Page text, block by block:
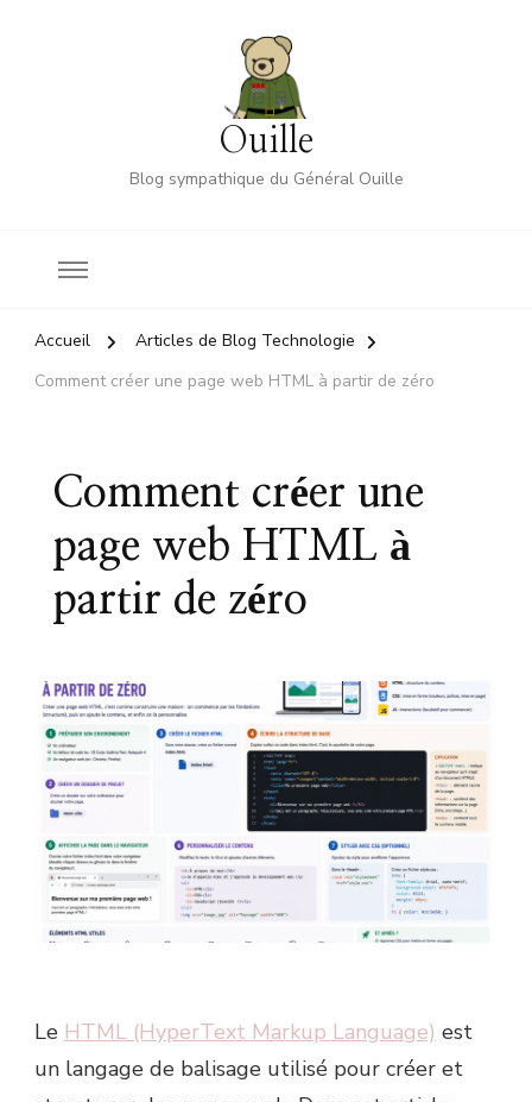
Ouille
Blog sympathique du Général Ouille
Accueil
Articles de Blog Technologie
Comment créer une page web HTML à partir de zéro
Comment créer une
page web HTML à
partir de zéro
Le HTML (HyperText Markup Language) est
un langage de balisage utilisé pour créer et